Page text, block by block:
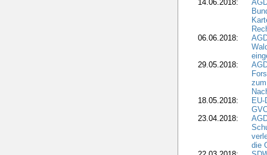
14.06.2018:
06.06.2018:
29.05.2018:
18.05.2018:
23.04.2018:
die